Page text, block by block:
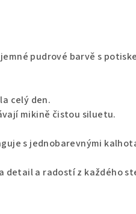
pudrové barvě s
celý den.
mikině čistou siluetu.
s jednobarevnými
detail a radostí z každého